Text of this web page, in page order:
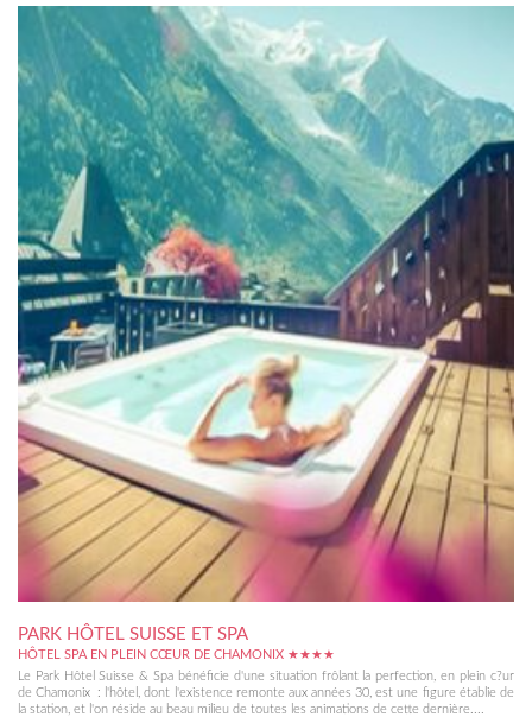
PARK HÔTEL SUISSE ET SPA
HÔTEL SPA EN PLEIN CŒUR DE CHAMONIX ★★★★
Le Park Hôtel Suisse & Spa bénéficie d'une situation frôlant la perfection, en plein c?ur
de Chamonix : l'hôtel, dont l'existence remonte aux années 30, est une figure établie de
la station, et l'on réside au beau milieu de toutes les animations de cette dernière....